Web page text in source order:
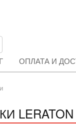
ОПЛАТА И